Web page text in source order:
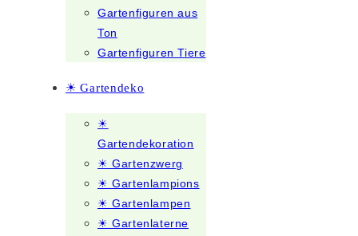
Gartenfiguren aus
Ton
Gartenfiguren Tiere
☀ Gartendeko
☀
Gartendekoration
☀ Gartenzwerg
☀ Gartenlampions
☀ Gartenlampen
☀ Gartenlaterne